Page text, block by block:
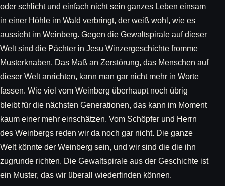
oder schlicht und einfach nicht sein ganzes Leben einsam
in einer Höhle im Wald verbringt, der weiß wohl, wie es
aussieht im Weinberg. Gegen die Gewaltspirale auf dieser
Welt sind die Pächter in Jesu Winzergeschichte fromme
Musterknaben. Das Maß an Zerstörung, das Menschen auf
dieser Welt anrichten, kann man gar nicht mehr in Worte
fassen. Wie viel vom Weinberg überhaupt noch übrig
bleibt für die nächsten Generationen, das kann im Moment
kaum einer mehr einschätzen. Vom Schöpfer und Herrn
des Weinbergs reden wir da noch gar nicht. Die ganze
Welt könnte der Weinberg sein, und wir sind die die ihn
zugrunde richten. Die Gewaltspirale aus der Geschichte ist
ein Muster, das wir überall wiederfinden können.